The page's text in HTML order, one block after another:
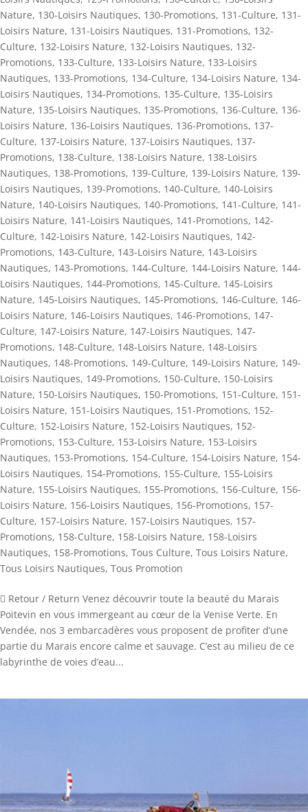
Nature, 130-Loisirs Nautiques, 130-Promotions, 131-Culture, 131-
Loisirs Nature, 131-Loisirs Nautiques, 131-Promotions, 132-
Culture, 132-Loisirs Nature, 132-Loisirs Nautiques, 132-
Promotions, 133-Culture, 133-Loisirs Nature, 133-Loisirs
Nautiques, 133-Promotions, 134-Culture, 134-Loisirs Nature, 134-
Loisirs Nautiques, 134-Promotions, 135-Culture, 135-Loisirs
Nature, 135-Loisirs Nautiques, 135-Promotions, 136-Culture, 136-
Loisirs Nature, 136-Loisirs Nautiques, 136-Promotions, 137-
Culture, 137-Loisirs Nature, 137-Loisirs Nautiques, 137-
Promotions, 138-Culture, 138-Loisirs Nature, 138-Loisirs
Nautiques, 138-Promotions, 139-Culture, 139-Loisirs Nature, 139-
Loisirs Nautiques, 139-Promotions, 140-Culture, 140-Loisirs
Nature, 140-Loisirs Nautiques, 140-Promotions, 141-Culture, 141-
Loisirs Nature, 141-Loisirs Nautiques, 141-Promotions, 142-
Culture, 142-Loisirs Nature, 142-Loisirs Nautiques, 142-
Promotions, 143-Culture, 143-Loisirs Nature, 143-Loisirs
Nautiques, 143-Promotions, 144-Culture, 144-Loisirs Nature, 144-
Loisirs Nautiques, 144-Promotions, 145-Culture, 145-Loisirs
Nature, 145-Loisirs Nautiques, 145-Promotions, 146-Culture, 146-
Loisirs Nature, 146-Loisirs Nautiques, 146-Promotions, 147-
Culture, 147-Loisirs Nature, 147-Loisirs Nautiques, 147-
Promotions, 148-Culture, 148-Loisirs Nature, 148-Loisirs
Nautiques, 148-Promotions, 149-Culture, 149-Loisirs Nature, 149-
Loisirs Nautiques, 149-Promotions, 150-Culture, 150-Loisirs
Nature, 150-Loisirs Nautiques, 150-Promotions, 151-Culture, 151-
Loisirs Nature, 151-Loisirs Nautiques, 151-Promotions, 152-
Culture, 152-Loisirs Nature, 152-Loisirs Nautiques, 152-
Promotions, 153-Culture, 153-Loisirs Nature, 153-Loisirs
Nautiques, 153-Promotions, 154-Culture, 154-Loisirs Nature, 154-
Loisirs Nautiques, 154-Promotions, 155-Culture, 155-Loisirs
Nature, 155-Loisirs Nautiques, 155-Promotions, 156-Culture, 156-
Loisirs Nature, 156-Loisirs Nautiques, 156-Promotions, 157-
Culture, 157-Loisirs Nature, 157-Loisirs Nautiques, 157-
Promotions, 158-Culture, 158-Loisirs Nature, 158-Loisirs
Nautiques, 158-Promotions, Tous Culture, Tous Loisirs Nature,
Tous Loisirs Nautiques, Tous Promotion
 Retour / Return Venez découvrir toute la beauté du Marais
Poitevin en vous immergeant au cœur de la Venise Verte. En
Vendée, nos 3 embarcadères vous proposent de profiter d’une
partie du Marais encore calme et sauvage. C’est au milieu de ce
labyrinthe de voies d’eau...